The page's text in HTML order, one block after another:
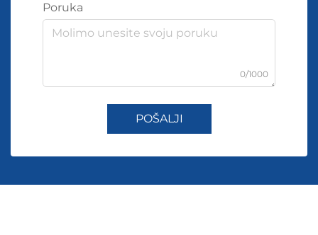
Poruka
0/1000
POŠALJI